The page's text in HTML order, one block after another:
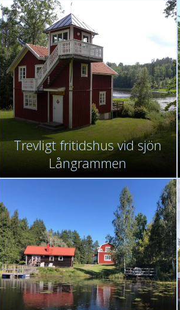
Trevligt fritidshus vid sjön
Långrammen